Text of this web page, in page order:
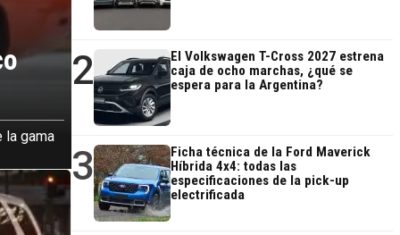
la gama
2
El Volkswagen T-Cross 2027 estrena
caja de ocho marchas, ¿qué se
espera para la Argentina?
3
Ficha técnica de la Ford Maverick
Híbrida 4x4: todas las
especificaciones de la pick-up
electrificada